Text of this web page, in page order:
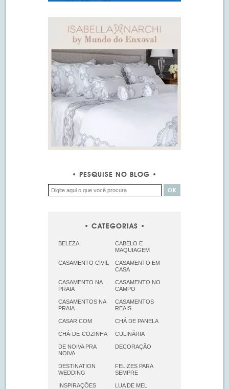
PESQUISE NO BLOG
CATEGORIAS
BELEZA
CABELO E
MAQUIAGEM
CASAMENTO CIVIL
CASAMENTO EM
CASA
CASAMENTO NA
PRAIA
CASAMENTO NO
CAMPO
CASAMENTOS NA
PRAIA
CASAMENTOS
REAIS
CASAR.COM CHÁ DE PANELA
CHÁ-DE-COZINHA CULINÁRIA
DE NOIVA PRA
NOIVA
DECORAÇÃO
DESTINATION
WEDDING
FELIZES PARA
SEMPRE
INSPIRAÇÕES LUA DE MEL